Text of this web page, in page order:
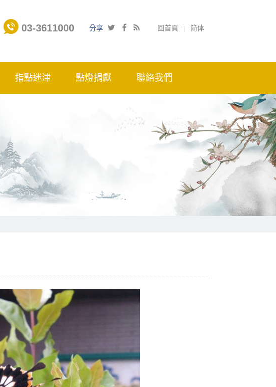
回首頁 简体
分享
03-3611000
指點迷津 點燈捐獻 聯絡我們